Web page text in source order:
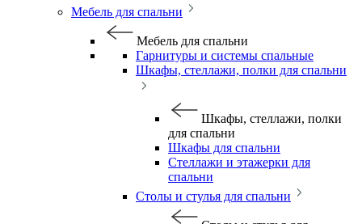
Мебель для спальни
Мебель для спальни
Гарнитуры и системы спальные
Шкафы, стеллажи, полки для спальни
Шкафы, стеллажи, полки
для спальни
Шкафы для спальни
Стеллажи и этажерки для
спальни
Столы и стулья для спальни